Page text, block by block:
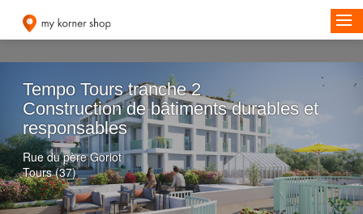
Tempo Tours tranche 2
Construction de bâtiments durables et
responsables
Rue du père Goriot
Tours (37)